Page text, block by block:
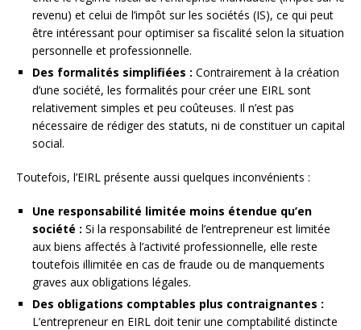
revenu) et celui de l’impôt sur les sociétés (IS), ce qui peut
être intéressant pour optimiser sa fiscalité selon la situation
personnelle et professionnelle.
Des formalités simplifiées : Contrairement à la création
d’une société, les formalités pour créer une EIRL sont
relativement simples et peu coûteuses. Il n’est pas
nécessaire de rédiger des statuts, ni de constituer un capital
social.
Toutefois, l’EIRL présente aussi quelques inconvénients :
Une responsabilité limitée moins étendue qu’en
société : Si la responsabilité de l’entrepreneur est limitée
aux biens affectés à l’activité professionnelle, elle reste
toutefois illimitée en cas de fraude ou de manquements
graves aux obligations légales.
Des obligations comptables plus contraignantes :
L’entrepreneur en EIRL doit tenir une comptabilité distincte